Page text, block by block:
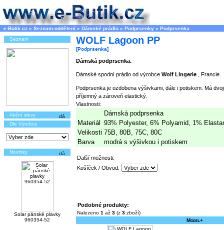
e-Butik.cz » Seznam-oddělení » Dámské prádlo » Podprsenky » Podprsenka
Seznam
Akční slevy
Dle Výrobce
Novinky
Solar pánské plavky
960354-52
WOLF Lagoon PP
[Podprsenka]
Dámská podprsenka.
Dámské spodní prádlo od výrobce Wolf Lingerie , Francie.
Podprsenka je ozdobena výšivkami, dále i potiskem. Má
příjemný a zároveň elastický.
Vlastnosti:
Dámská podprsenka
Materiál 93% Polyester, 6% Polyamid, 1%
Velikosti 75B, 80B, 75C, 80C
Barva
modrá s výšivkou i potiskem
Další možnosti:
Košíček / Obvod:
Podobné produkty:
Nalezeno 1 až 3 (z 3 zboží)
Model+